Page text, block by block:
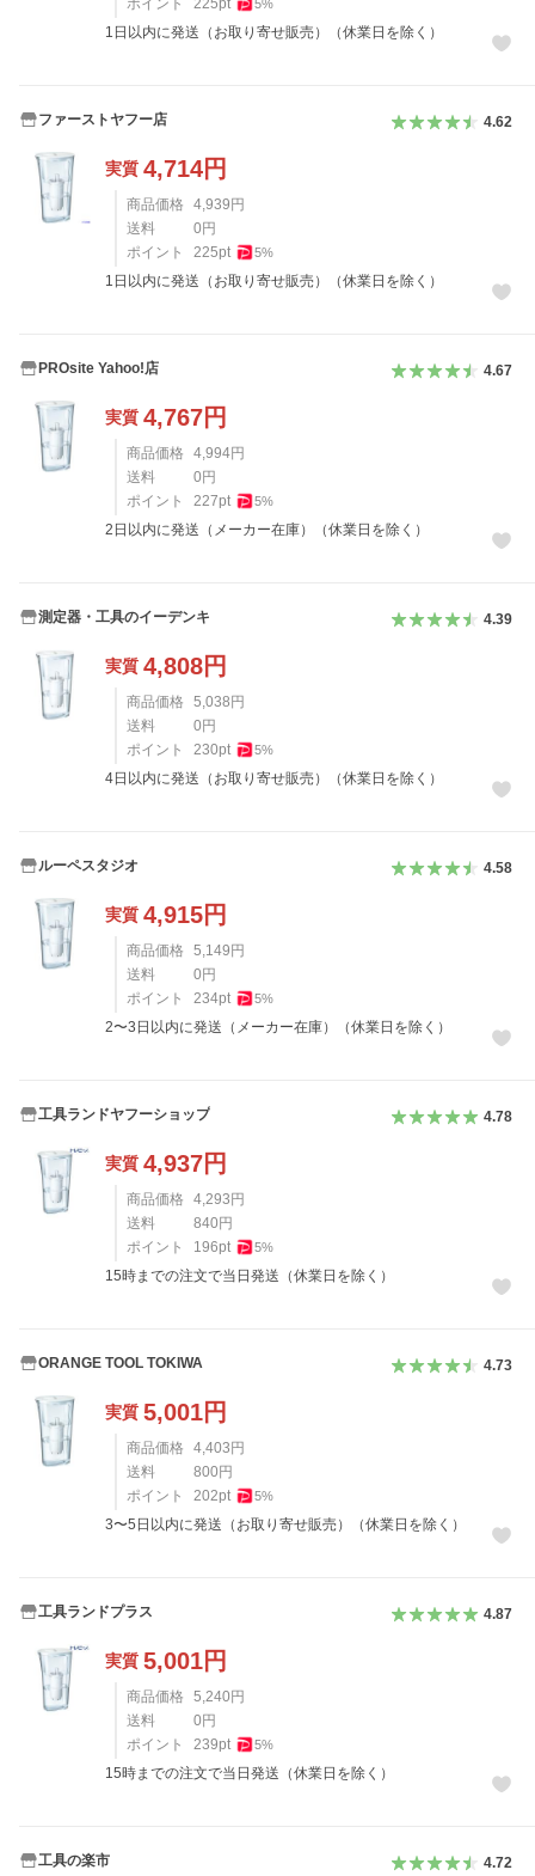
ポイント 225 pt 5%
1日以内に発送（お取り寄せ販売）（休業日を除く）
ファーストヤフー店 4.62
実質 4,714円
商品価格 4,939 円
送料
0 円
ポイント
225pt 5%
1日以内に発送（お取り寄せ販売）（休業日を除く）
PROsite Yahoo!店 4.67
実質 4,767円
商品価格 4,994円
送料
0 円
ポイント
227pt 5%
2日以内に発送（メーカー在庫）（休業日を除く）
測定器・工具のイーデンキ 4.39
実質 4,808円
商品価格 5,038 円
送料
0 円
ポイント
230pt 5%
4日以内に発送（お取り寄せ販売）（休業日を除く）
ルーペスタジオ 4.58
実質 4,915円
商品価格 5,149 円
送料
0 円
ポイント
234pt 5%
2〜3日以内に発送（メーカー在庫）（休業日を除く）
工具ランドヤフーショップ 4.78
実質 4,937円
商品価格 4,293 円
送料
840 円
ポイント
196pt 5%
15時までの注文で当日発送（休業日を除く）
ORANGE TOOL TOKIWA 4.73
実質 5,001円
商品価格 4,403 円
送料
800 円
ポイント
202pt 5%
3〜5日以内に発送（お取り寄せ販売）（休業日を除く）
工具ランドプラス 4.87
実質 5,001円
商品価格 5,240 円
送料
0 円
ポイント
239pt 5%
15時までの注文で当日発送（休業日を除く）
工具の楽市 4.72